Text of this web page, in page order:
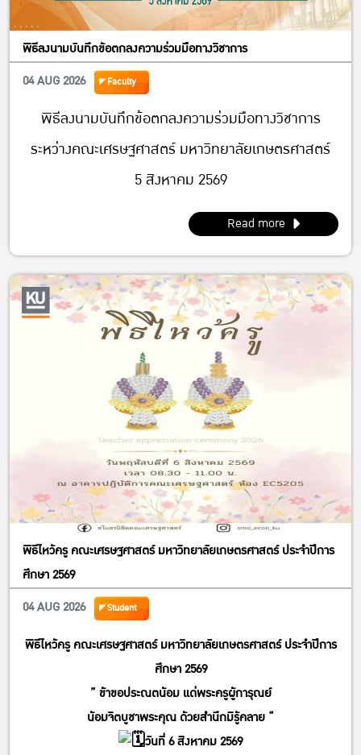
พิธีลงนามบันทึกข้อตกลงความร่วมมือทางวิชาการ
04 AUG 2026
Faculty
พิธีลงนามบันทึกข้อตกลงความร่วมมือทางวิชาการ
ระหว่างคณะเศรษฐศาสตร์ มหาวิทยาลัยเกษตรศาสตร์
5 สิงหาคม 2569
Read more
พิธีไหว้ครู คณะเศรษฐศาสตร์ มหาวิทยาลัยเกษตรศาสตร์ ประจำปีการ
ศึกษา 2569
04 AUG 2026
Student
พิธีไหว้ครู คณะเศรษฐศาสตร์ มหาวิทยาลัยเกษตรศาสตร์ ประจำปีการ
ศึกษา 2569
” ข้าขอประณตน้อม แด่พระครูผู้การุณย์
น้อมจิตบูชาพระคุณ ด้วยสำนึกมิรู้คลาย “
วันที่ 6 สิงหาคม 2569